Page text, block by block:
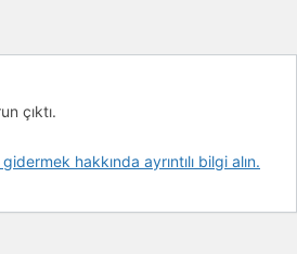
çıktı.
hakkında ayrıntılı bilgi alın.